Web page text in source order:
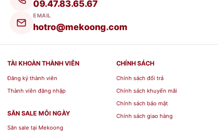
09.47.83.65.67
EMAIL
hotro@mekoong.com
TÀI KHOÀN THÀNH VIÊN
Đăng ký thành viên
Thành viên đăng nhập
SĂN SALE MỖI NGÀY
Săn sale tại Mekoong
CHÍNH SÁCH
Chính sách đổi trả
Chính sách khuyến mãi
Chính sách bảo mật
Chính sách giao hàng